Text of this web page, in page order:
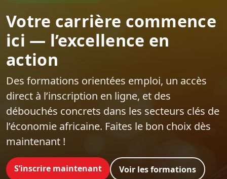
Votre carrière commence
ici — l’excellence en
action
Des formations orientées emploi‍, un accès
direct à l’inscription en ligne, et des
débouchés concrets dans les secteurs clés de
l’économie africaine. Faites le bon choix dès
maintenant !
S’inscrire maintenant Voir les formations